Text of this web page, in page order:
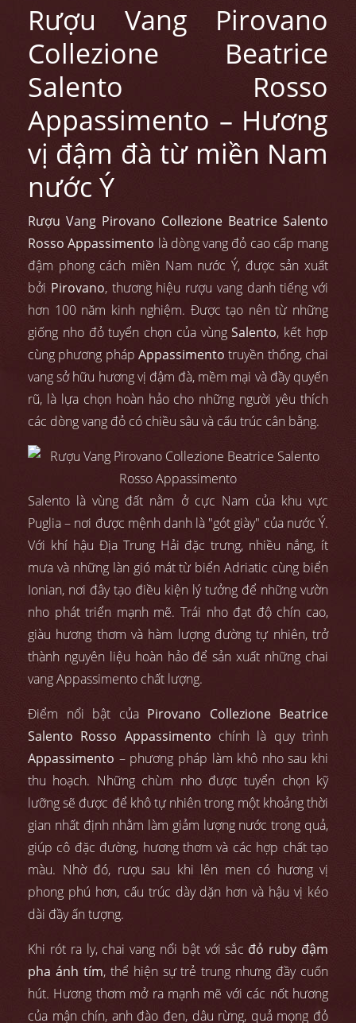
Rượu Vang Pirovano
Collezione Beatrice
Salento Rosso
Appassimento – Hương
vị đậm đà từ miền Nam
nước Ý
Rượu Vang Pirovano Collezione Beatrice Salento
Rosso Appassimento là dòng vang đỏ cao cấp mang
đậm phong cách miền Nam nước Ý, được sản xuất
bởi Pirovano, thương hiệu rượu vang danh tiếng với
hơn 100 năm kinh nghiệm. Được tạo nên từ những
giống nho đỏ tuyển chọn của vùngSalento, kết hợp
cùng phương pháp Appassimento truyền thống, chai
vang sở hữu hương vị đậm đà, mềm mại và đầy quyến
rũ, là lựa chọn hoàn hảo cho những người yêu thích
các dòng vang đỏ có chiều sâu và cấu trúc cân bằng.
Salento là vùng đất nằm ở cực Nam của khu vực
Puglia – nơi được mệnh danh là "gót giày" của nước Ý.
Với khí hậu Địa Trung Hải đặc trưng, nhiều nắng, ít
mưa và những làn gió mát từ biển Adriatic cùng biển
Ionian, nơi đây tạo điều kiện lý tưởng để những vườn
nho phát triển mạnh mẽ. Trái nho đạt độ chín cao,
giàu hương thơm và hàm lượng đường tự nhiên, trở
thành nguyên liệu hoàn hảo để sản xuất những chai
vang Appassimento chất lượng.
Điểm nổi bật của Pirovano Collezione Beatrice
Salento Rosso Appassimento chính là quy trình
Appassimento – phương pháp làm khô nho sau khi
thu hoạch. Những chùm nho được tuyển chọn kỹ
lưỡng sẽ được để khô tự nhiên trong một khoảng thời
gian nhất định nhằm làm giảm lượng nước trong quả,
giúp cô đặc đường, hương thơm và các hợp chất tạo
màu. Nhờ đó, rượu sau khi lên men có hương vị
phong phú hơn, cấu trúc dày dặn hơn và hậu vị kéo
dài đầy ấn tượng.
Khi rót ra ly, chai vang nổi bật với sắc đỏ ruby đậm
pha ánh tím, thể hiện sự trẻ trung nhưng đầy cuốn
hút. Hương thơm mở ra mạnh mẽ với các nốt hương
của mận chín, anh đào đen, dâu rừng, quả mọng đỏ